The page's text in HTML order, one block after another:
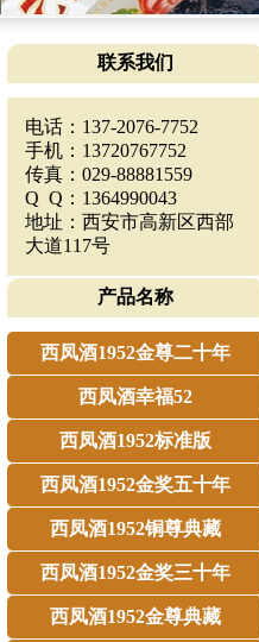
联系我们
电话：137-2076-7752
手机：13720767752
传真：029-88881559
Q Q：1364990043
地址：西安市高新区西部
大道117号
产品名称
西凤酒1952金尊二十年
西凤酒幸福52
西凤酒1952标准版
西凤酒1952金奖五十年
西凤酒1952铜尊典藏
西凤酒1952金奖三十年
西凤酒1952金尊典藏